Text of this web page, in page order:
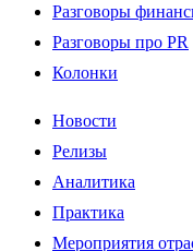
Разговоры
Разговоры про PR
Колонки
Новости
Релизы
Аналитика
Практика
Мероприятия